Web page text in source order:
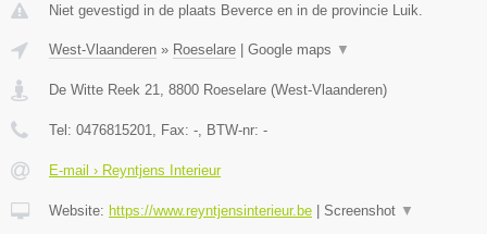
Niet gevestigd in de plaats Beverce en in de provincie Luik.
West-Vlaanderen » Roeselare Google maps ▼
De Witte Reek 21 8800 Roeselare (West-Vlaanderen)
Tel: 0476815201 , Fax: - , BTW-nr: -
E-mail › Reyntjens Interieur
Website: https://www.reyntjensinterieur.be Screenshot ▼